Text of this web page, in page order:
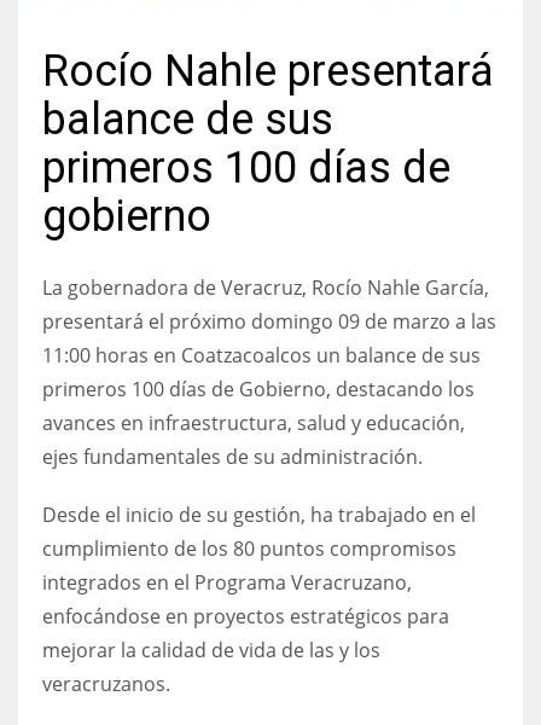
Rocío Nahle presentará
balance de sus
primeros 100 días de
gobierno
La gobernadora de Veracruz, Rocío Nahle García,
presentará el próximo domingo 09 de marzo a las
11:00 horas en Coatzacoalcos un balance de sus
primeros 100 días de Gobierno, destacando los
avances en infraestructura, salud y educación,
ejes fundamentales de su administración.
Desde el inicio de su gestión, ha trabajado en el
cumplimiento de los 80 puntos compromisos
integrados en el Programa Veracruzano,
enfocándose en proyectos estratégicos para
mejorar la calidad de vida de las y los
veracruzanos.